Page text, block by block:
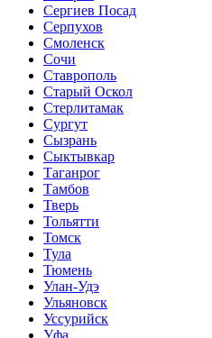
Сергиев Посад
Серпухов
Смоленск
Сочи
Ставрополь
Старый Оскол
Стерлитамак
Сургут
Сызрань
Сыктывкар
Таганрог
Тамбов
Тверь
Тольятти
Томск
Тула
Тюмень
Улан-Удэ
Ульяновск
Уссурийск
Уфа